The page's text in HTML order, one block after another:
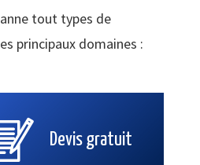
tout types de
principaux domaines :
Devis gratuit